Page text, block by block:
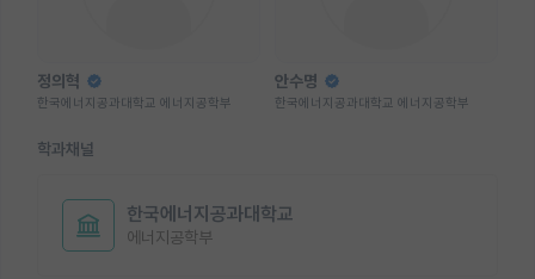
정의혁
한국에너지공과대학교 에너지공학부
안수명
한국에너지공과대학교 에너지공학부
학과채널
한국에너지공과대학교
에너지공학부